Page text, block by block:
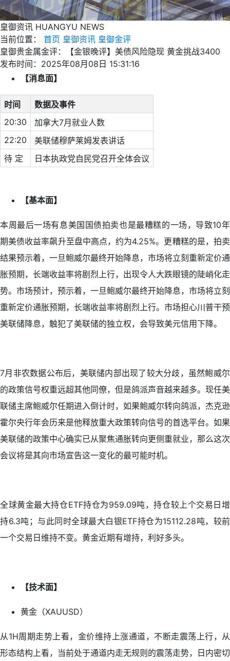
皇御资讯 HUANGYU NEWS
当前位置：
首页 皇御资讯 皇御金评
皇御贵金属金评：【金银晚评】美债风险隐现 黄金挑战3400
发布时间：2025年08月08日 15:31:16
【消息面】
时间
数据及事件
20:30
加拿大7月就业人数
22:20
美联储穆萨莱姆发表讲话
待 定
日本执政党自民党召开全体会议
【基本面】
本周最后一场有息美国国债拍卖也是最糟糕的一场，导致10年
期美债收益率飙升至盘中高点，约为4.25%。更糟糕的是，拍卖
结果预示着，一旦鲍威尔最终开始降息，市场将立刻重新定价通
胀预期，长端收益率将剧烈上行，出现令人大跌眼镜的陡峭化走
势。市场预计，预示着，一旦鲍威尔最终开始降息，市场将立刻
重新定价通胀预期，长端收益率将剧烈上行。市场担心川普干预
美联储降息，触犯了美联储的独立权，会导致美元信用下降。
7月非农数据公布后，美联储内部出现了较大分歧，虽然鲍威尔
的政策信号权重远超其他同僚，但是鸽派声音越来越多。现任美
联储主席鲍威尔任期进入倒计时，如果鲍威尔转向鸽派，杰克逊
霍尔央行年会历来是他释放重大政策转向信号的首选平台。如果
美联储的政策中心确实已从聚焦通胀转向更侧重就业，那么这次
会议将是其向市场宣告这一变化的最可能时机。
全球黄金最大持仓ETF持仓为959.09吨，持仓较上个交易日增
持6.3吨；与此同时全球最大白银ETF持仓为15112.28吨，较前
一个交易日维持不变。黄金近期有增持，利好多头。
【技术面】
黄金（XAUUSD）
从1H周期走势上看，金价维持上涨通道，不断走震荡上行，从
形态结构上看，当前处于通道内走无规则的震荡走势，日内密切